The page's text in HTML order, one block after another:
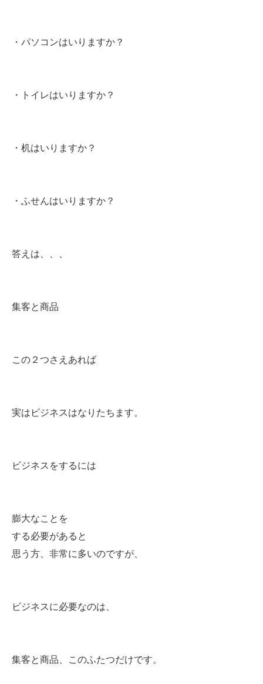
・パソコンはいりますか？
・トイレはいりますか？
・机はいりますか？
・ふせんはいりますか？
答えは、、、
集客と商品
この２つさえあれば
実はビジネスはなりたちます。
ビジネスをするには
膨大なことを
する必要があると
思う方、非常に多いのですが、
ビジネスに必要なのは、
集客と商品、このふたつだけです。